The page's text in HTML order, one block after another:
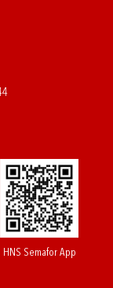
HNS Semafor App